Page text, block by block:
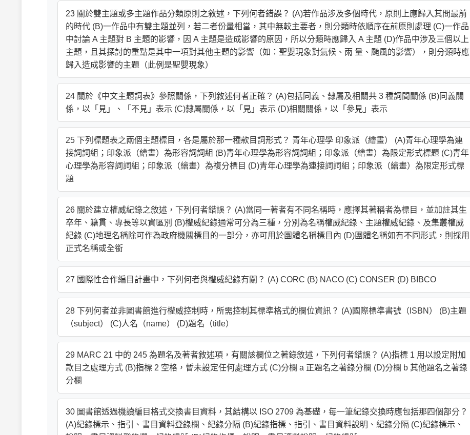
23 關於雙主題或多主題作品分類原則之敘述，下列何者錯誤？ (A)若作品涉及多個時代，原則上應歸入其間最前
的時代 (B)一作品中有雙主題並列，若二者份量相當，其中無較主要者，則分類時依順序在前原則處理 (C)一作品
中討論 A 主題對 B 主題的影響，因 A 主題是造成影響的原因，所以分類時應歸入 A 主題 (D)作品中涉及三個以上
主題，且其探討的重點是其中一項對其他主題的影響（如：聖嬰現象對氣候、雨 量、颱風的影響），則分類時應
歸入造成影響的主題（此例是聖嬰現象）
24 關於《中文主題詞表》參照關係，下列敘述何者正確？ (A)包括同義、隸屬及相關共 3 種詞間關係 (B)同義關
係，以「見」、「不見」表示 (C)隸屬關係，以「見」表示 (D)相關關係，以「參見」表示
25 下列標題表之兩個主題標目，各是屬於那一種款目詞形式？ 青年心理學 印象派（繪畫） (A)青年心理學為連
接詞詞組；印象派（繪畫）為形容詞詞組 (B)青年心理學為形容詞詞組；印象派（繪畫）為限定形式標題 (C)青年
心理學為形容詞詞組；印象派（繪畫）為複分標目 (D)青年心理學為連接詞詞組；印象派（繪畫）為限定形式標
題
26 關於建立權威紀錄之敘述，下列何者錯誤？ (A)當同一著者有不同名稱時，應擇其著稱者為標目，並加註其生
卒年、籍貫、專長等以資區別 (B)權威紀錄通常可分為三種，分別為名稱權威紀錄、主題權威紀錄、及集叢權威
紀錄 (C)地理名稱除可作為政府機關標目的一部分，亦可用於團體名稱標目內 (D)團體名稱如有不同形式，則採用
正式名稱或全銜
27 國際性合作編目計畫中，下列何者與權威紀錄有關？ (A) CORC (B) NACO (C) CONSER (D) BIBCO
28 下列何者並非圖書館進行權威控制時，所需控制其標準格式的欄位資訊？ (A)國際標準書號（ISBN） (B)主題
（subject） (C)人名（name） (D)題名（title）
29 MARC 21 中的 245 為題名及著者敘述項，有關該欄位之著錄敘述，下列何者錯誤？ (A)指標 1 用以設定附加
款目之處理方式 (B)指標 2 空格，暫未設定任何處理方式 (C)分欄 a 正題名之著錄分欄 (D)分欄 b 其他題名之著錄
分欄
30 圖書館透過機讀編目格式交換書目資料，其結構以 ISO 2709 為基礎，每一筆紀錄交換時應包括那四個部分？
(A)紀錄標示、指引、書目資料登錄欄、紀錄分隔 (B)紀錄指標、指引、書目資料說明、紀錄分隔 (C)紀錄標示、